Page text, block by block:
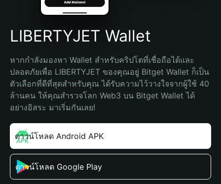
Español (Argentina)
LIBERTYJET Wallet
หากกำลังมองหา Wallet สำหรับคริปโตที่เชื่อถือได้และ
ปลอดภัยเพื่อ LIBERTYJET ของคุณอยู่ Bitget Wallet ก็เป็น
ตัวเลือกที่ดีที่สุดสำหรับคุณ ได้รับความไว้วางใจจากผู้ใช้ 40
ล้านคน ให้คุณสำรวจโลก Web3 บน Bitget Wallet ได้
อย่างอิสระ มาเริ่มกันเลย!
ดาวน์โหลด Android APK
ดาวน์โหลด Google Play